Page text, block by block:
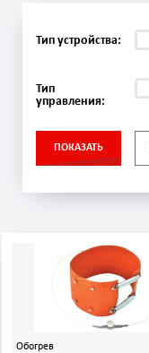
Тип устройства:
Тип
управления:
ПОКАЗАТЬ
Обогрев